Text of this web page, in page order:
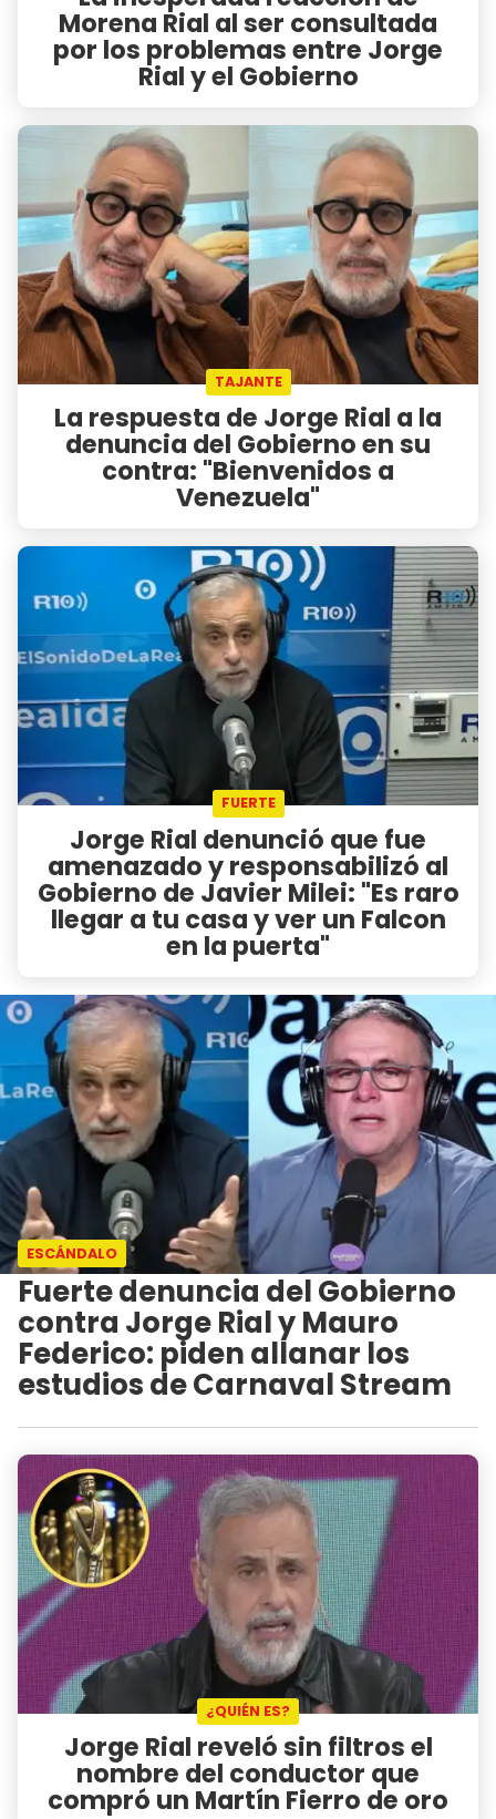
Morena Rial al ser consultada
por los problemas entre Jorge
Rial y el Gobierno
TAJANTE
La respuesta de Jorge Rial a la
denuncia del Gobierno en su
contra: "Bienvenidos a
Venezuela"
FUERTE
Jorge Rial denunció que fue
amenazado y responsabilizó al
Gobierno de Javier Milei: "Es raro
llegar a tu casa y ver un Falcon
en la puerta"
ESCÁNDALO
Fuerte denuncia del Gobierno
contra Jorge Rial y Mauro
Federico: piden allanar los
estudios de Carnaval Stream
¿QUIÉN ES?
Jorge Rial reveló sin filtros el
nombre del conductor que
compró un Martín Fierro de oro